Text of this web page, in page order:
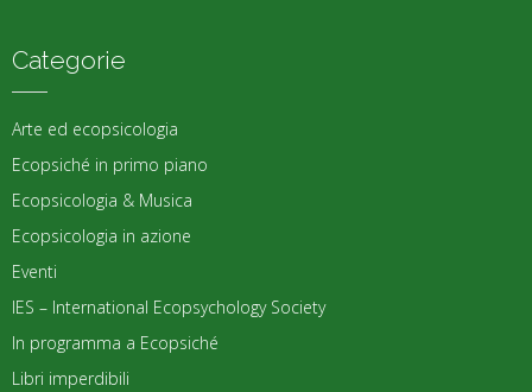
Categorie
Arte ed ecopsicologia
Ecopsiché in primo piano
Ecopsicologia & Musica
Ecopsicologia in azione
Eventi
IES – International Ecopsychology Society
In programma a Ecopsiché
Libri imperdibili